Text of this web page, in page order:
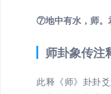
⑦地中有水，师。
师卦象传注
此释《师》卦卦